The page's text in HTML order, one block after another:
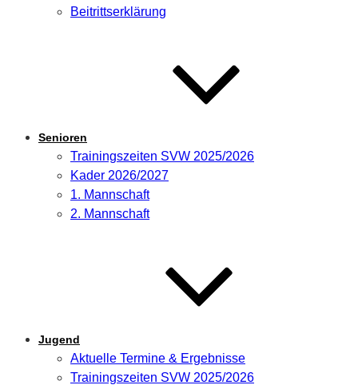
Beitrittserklärung
Senioren
Trainingszeiten SVW 2025/2026
Kader 2026/2027
1. Mannschaft
2. Mannschaft
Jugend
Aktuelle Termine & Ergebnisse
Trainingszeiten SVW 2025/2026